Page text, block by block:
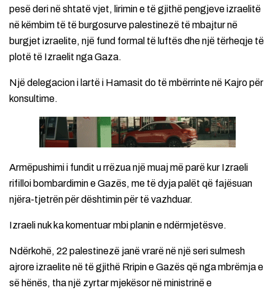
pesë deri në shtatë vjet, lirimin e të gjithë pengjeve izraelitë
në këmbim të të burgosurve palestinezë të mbajtur në
burgjet izraelite, një fund formal të luftës dhe një tërheqje të
plotë të Izraelit nga Gaza.
Një delegacion i lartë i Hamasit do të mbërrinte në Kajro për
konsultime.
Armëpushimi i fundit u rrëzua një muaj më parë kur Izraeli
rifilloi bombardimin e Gazës, me të dyja palët që fajësuan
njëra-tjetrën për dështimin për të vazhduar.
Izraeli nuk ka komentuar mbi planin e ndërmjetësve.
Ndërkohë, 22 palestinezë janë vrarë në një seri sulmesh
ajrore izraelite në të gjithë Rripin e Gazës që nga mbrëmja e
së hënës, tha një zyrtar mjekësor në ministrinë e